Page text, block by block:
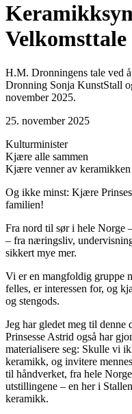
Velkomsttale
H.M. Dronningens tale ved
Dronning Sonja KunstStall
november 2025.
25. november 2025
Kulturminister
Kjære alle sammen
Kjære venner av keramikken
Og ikke minst: Kjære
familien!
Fra nord til sør i hele Norge
– fra næringsliv,
sikkert mye mer.
Vi er en mangfoldig gruppe
felles, er interessen for, og
og stengods.
Jeg har gledet meg til denne
Prinsesse Astrid også har
materialisere seg: Skulle vi
keramikk, og invitere
til håndverket, fra hele
utstillingene – en her i
keramikk.